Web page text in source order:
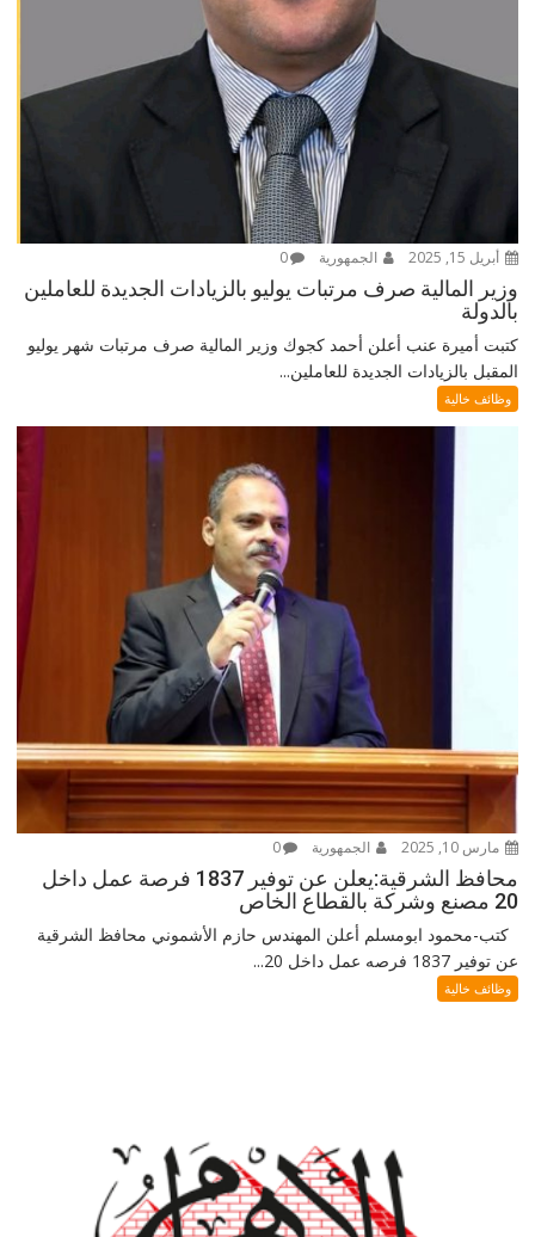
أبريل 15, 2025 الجمهورية 0
وزير المالية صرف مرتبات يوليو بالزيادات الجديدة للعاملين
بالدولة
كتبت أميرة عنب أعلن أحمد كجوك وزير المالية صرف مرتبات شهر يوليو
المقبل بالزيادات الجديدة للعاملين...
وظائف خالية
مارس 10, 2025 الجمهورية 0
محافظ الشرقية:يعلن عن توفير 1837 فرصة عمل داخل
20 مصنع وشركة بالقطاع الخاص
كتب-محمود ابومسلم أعلن المهندس حازم الأشموني محافظ الشرقية
عن توفير 1837 فرصه عمل داخل 20...
وظائف خالية